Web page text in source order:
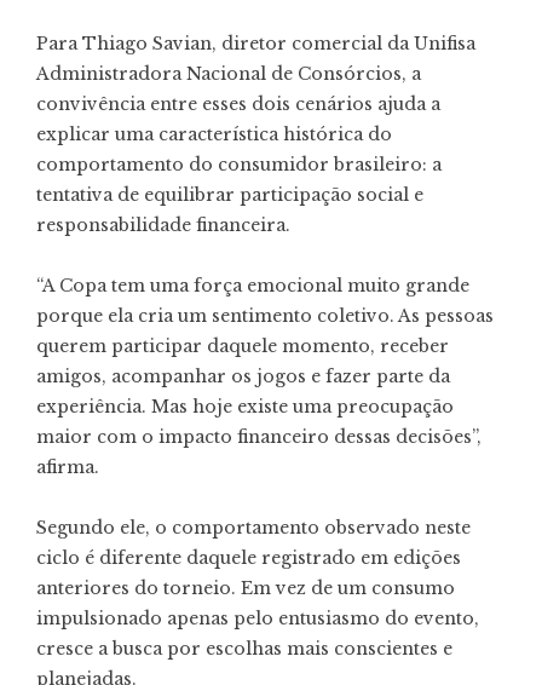
Para Thiago Savian, diretor comercial daUnifisa
Administradora Nacional de Consórcios, a
convivência entre esses dois cenários ajuda a
explicar uma característica histórica do
comportamento do consumidor brasileiro: a
tentativa de equilibrar participação social e
responsabilidade financeira.
“A Copa tem uma força emocional muito grande
porque ela cria um sentimento coletivo. As pessoas
querem participar daquele momento, receber
amigos, acompanhar os jogos e fazer parte da
experiência. Mas hoje existe uma preocupação
maior com o impacto financeiro dessas decisões”,
afirma.
Segundo ele, o comportamento observado neste
ciclo é diferente daquele registrado em edições
anteriores do torneio. Em vez de um consumo
impulsionado apenas pelo entusiasmo do evento,
cresce a busca por escolhas mais conscientes e
planejadas.